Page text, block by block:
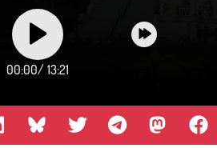
00:00/ 13:21